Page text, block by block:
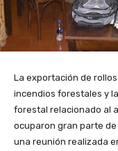
La exportación de
incendios forestales y
forestal relacionado al
ocuparon gran parte
una reunión realizada